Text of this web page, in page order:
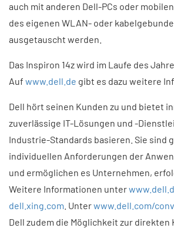
auch mit anderen Dell-PCs oder
des eigenen WLAN- oder
ausgetauscht werden.
Das Inspiron 14z wird im Laufe des
Auf www.dell.de gibt es dazu weitere
Dell hört seinen Kunden zu und bietet
zuverlässige IT-Lösungen und -
Industrie-Standards basieren. Sie sind
individuellen Anforderungen der
und ermöglichen es Unternehmen,
Weitere Informationen unter
dell.xing.com . Unterwww.dell.com/
Dell zudem die Möglichkeit zur direkten